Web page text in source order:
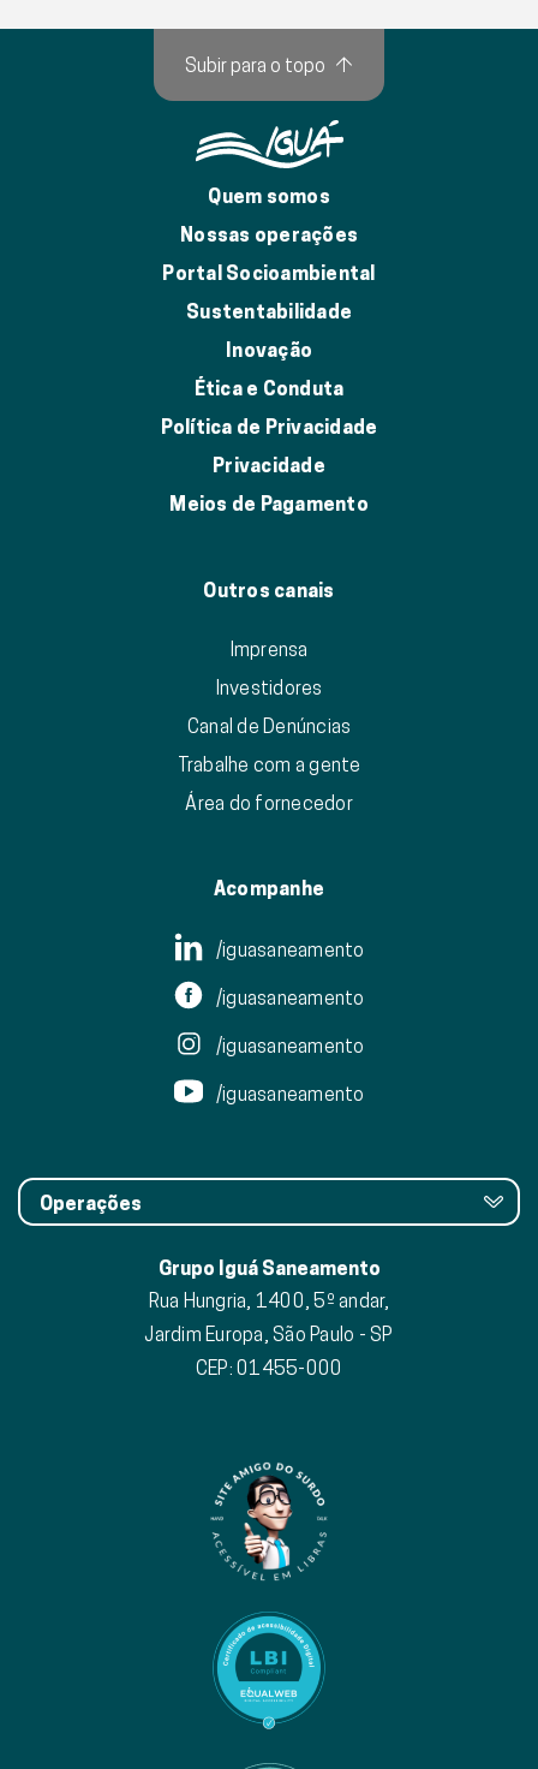
Quem somos
Nossas operações
Portal Socioambiental
Sustentabilidade
Inovação
Ética e Conduta
Política de Privacidade
Privacidade
Meios de Pagamento
Outros canais
Imprensa
Investidores
Canal de Denúncias
Trabalhe com a gente
Área do fornecedor
Acompanhe
/iguasaneamento
/iguasaneamento
/iguasaneamento
/iguasaneamento
Operações
Grupo Iguá Saneamento
Rua Hungria, 1400, 5º andar,
Jardim Europa, São Paulo - SP
CEP: 01455-000
Subir para o topo ↑